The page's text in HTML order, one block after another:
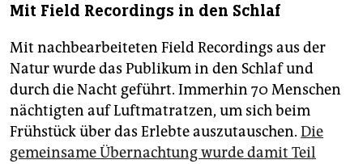
Mit Field Recordings in den Schlaf
Mit nachbearbeiteten Field Recordings aus der
Natur wurde das Publikum in den Schlaf und
durch die Nacht geführt. Immerhin 70 Menschen
nächtigten auf Luftmatratzen, um sich beim
Frühstück über das Erlebte auszutauschen. Die
gemeinsame Übernachtung wurde damit Teil